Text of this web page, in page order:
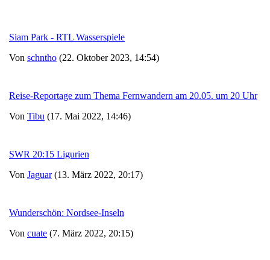
Siam Park - RTL Wasserspiele
Von schntho (22. Oktober 2023, 14:54)
Reise-Reportage zum Thema Fernwandern am 20.05. um 20 Uhr
Von Tibu (17. Mai 2022, 14:46)
SWR 20:15 Ligurien
Von Jaguar(13. März 2022, 20:17)
Wunderschön: Nordsee-Inseln
Von cuate (7. März 2022, 20:15)